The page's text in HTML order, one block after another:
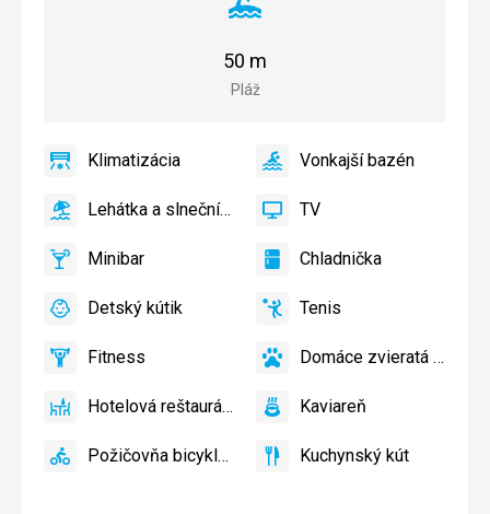
Vzdialenosť
pláže
Pláž
50 m
Klimatizácia
Klimatizácia
áno
VonkajšíVonkajší bazén
áno
Lehátka
slnečníky
bazéne
Lehátka a slnečníky pri bazéne zadarmo
áno TV TV
áno
Minibar,Minibar
áno Chladnička
Chladnička
áno
Detský
Detské
Detský
Detský kútik
áno TenisTenis
áno
FitnessFitness
áno
Domáce
povolené
Domáce zvieratá povolené
áno
Hotelová
Hotelová reštaurácia
áno KaviareňKaviareň
áno
Požičovňa
Požičovňa bicyklov
áno
Kuchynský
Kuchynský kút
áno